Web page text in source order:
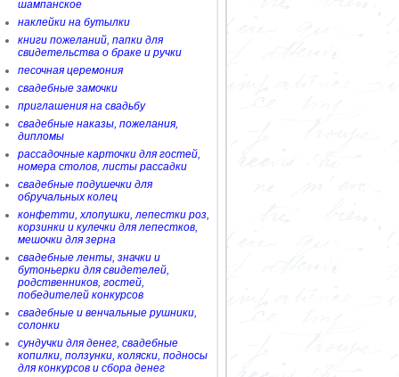
шампанское
наклейки на бутылки
книги пожеланий, папки для
свидетельства о браке и ручки
песочная церемония
свадебные замочки
приглашения на свадьбу
свадебные наказы, пожелания,
дипломы
рассадочные карточки для гостей,
номера столов, листы рассадки
свадебные подушечки для
обручальных колец
конфетти, хлопушки, лепестки роз,
корзинки и кулечки для лепестков,
мешочки для зерна
свадебные ленты, значки и
бутоньерки для свидетелей,
родственников, гостей,
победителей конкурсов
свадебные и венчальные рушники,
солонки
сундучки для денег, свадебные
копилки, ползунки, коляски, подносы
для конкурсов и сбора денег